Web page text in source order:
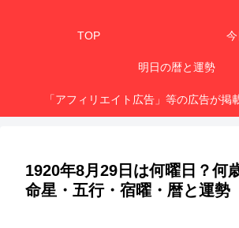
TOP
明日の暦と運勢
「アフィリエイト広告」等の広告が掲
1920年8月29日は何曜日？何
命星・五行・宿曜・暦と運勢